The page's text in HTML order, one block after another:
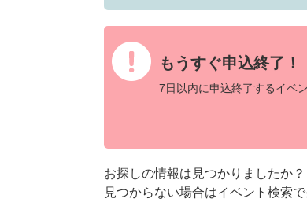
もうすぐ申込終了！
7日以内に申込終了するイベ
お探しの情報は見つかりましたか？
見つからない場合はイベント検索